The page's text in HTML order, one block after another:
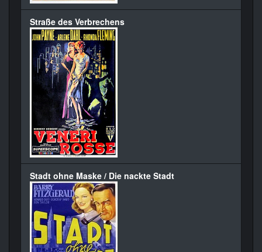
Straße des Verbrechens
Stadt ohne Maske / Die nackte Stadt